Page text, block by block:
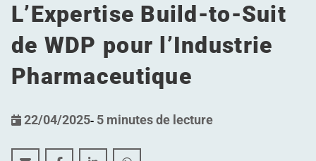
L’Expertise Build-to-Suit
de WDP pour l’Industrie
Pharmaceutique
22/04/2025- 5 minutes de lecture